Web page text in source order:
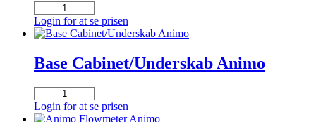
Grinder
Outlet
antal
Login for at se prisen
Base Cabinet/Underskab Animo
Cabinet/Underskab
Animo
Login for at se prisen